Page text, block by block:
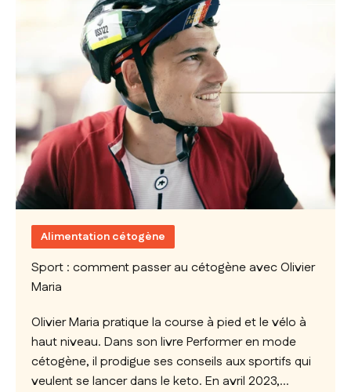
Alimentation cétogène
Sport : comment passer au cétogène avec Olivier
Maria
Olivier Maria pratique la course à pied et le vélo à
haut niveau. Dans son livre Performer en mode
cétogène, il prodigue ses conseils aux sportifs qui
veulent se lancer dans le keto. En avril 2023,...